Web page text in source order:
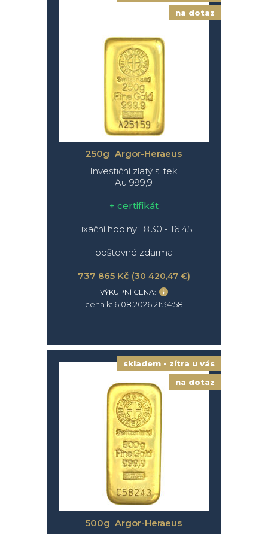
na dotaz
250g Argor-Heraeus
Investiční zlatý slitek
Au 999,9
+ certifikát
Fixační hodiny: 8.30 - 16.45
poštovné zdarma
737 865 Kč (30 420,47 €)
VÝKUPNÍ CENA:
cena k: 6.08.2026 21:34:58
skladem - zítra u vás
na dotaz
500g Argor-Heraeus